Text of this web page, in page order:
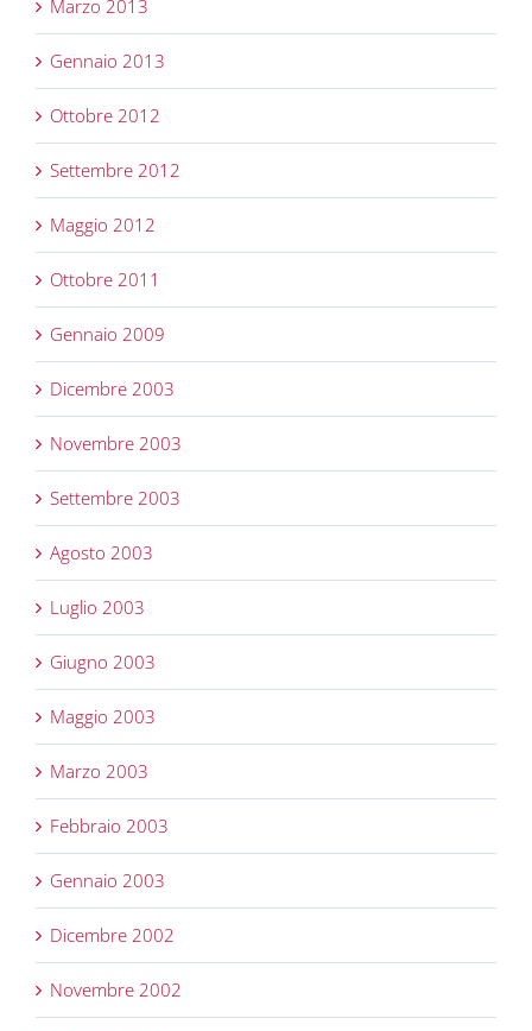
Marzo 2013
Gennaio 2013
Ottobre 2012
Settembre 2012
Maggio 2012
Ottobre 2011
Gennaio 2009
Dicembre 2003
Novembre 2003
Settembre 2003
Agosto 2003
Luglio 2003
Giugno 2003
Maggio 2003
Marzo 2003
Febbraio 2003
Gennaio 2003
Dicembre 2002
Novembre 2002